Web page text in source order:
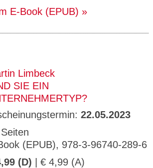
E-Book (EPUB)
Limbeck
SIE EIN
22.05.2023
(EPUB), 978-3-96740-289-6
(D) | € 4,99 (A)